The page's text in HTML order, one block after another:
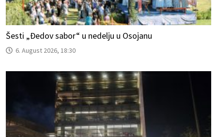
Šesti „Đedov sabor“ u nedelju u Osojanu
6. August 2026, 18:30